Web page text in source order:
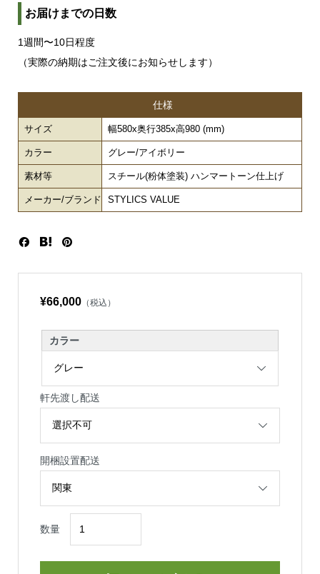
お届けまでの日数
1週間〜10日程度
（実際の納期はご注文後にお知らせします）
仕様
サイズ 幅580x奥行385x高980 (mm)
カラー グレー/アイボリー
素材等 スチール(粉体塗装) ハンマートーン仕上げ
メーカー/ブランド STYLICS VALUE
¥66,000（税込）
カラー
軒先渡し配送
開梱設置配送
数量